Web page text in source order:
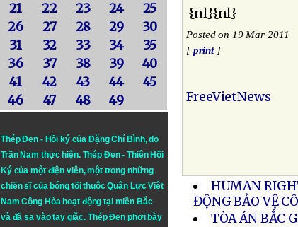
21
22 23 24
25
26
27 28 29
30
31
32 33 34
35
36
37 38 39
40
41
42 43 44
45
46
47 48 49
Thép Đen - Hồi ký của Đặng Chí Bình, do
Trần Nam thực hiện. Thép Đen- Thiên Hồi
Ký của một điện viên, một trong những
chiến sĩ của bóng tối thuộc Quân Lực Việt
Nam Cộng Hòa hoạt động tại miền Bắc
và đã sa vào tay giặc. Thép Đen phơi bày
{nl}{nl}
Posted on 19 Mar 2011
[print]
FreeVietNews
HUMAN
ĐỘNG BẢO VỆ
TÒA ÁN BẮC